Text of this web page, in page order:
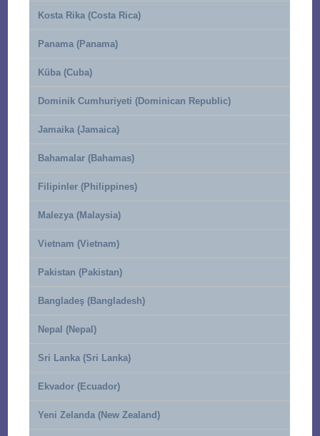
Kosta Rika (Costa Rica)
Panama (Panama)
Küba (Cuba)
Dominik Cumhuriyeti (Dominican Republic)
Jamaika (Jamaica)
Bahamalar (Bahamas)
Filipinler (Philippines)
Malezya (Malaysia)
Vietnam (Vietnam)
Pakistan (Pakistan)
Bangladeş (Bangladesh)
Nepal (Nepal)
Sri Lanka (Sri Lanka)
Ekvador (Ecuador)
Yeni Zelanda (New Zealand)